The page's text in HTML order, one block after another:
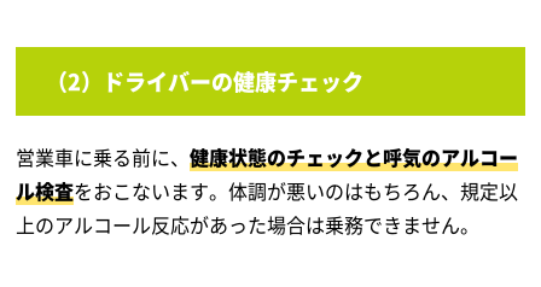
（2）ドライバーの健康チェック
営業車に乗る前に、健康状態のチェックと呼気のアルコー
ル検査をおこないます。体調が悪いのはもちろん、規定以
上のアルコール反応があった場合は乗務できません。